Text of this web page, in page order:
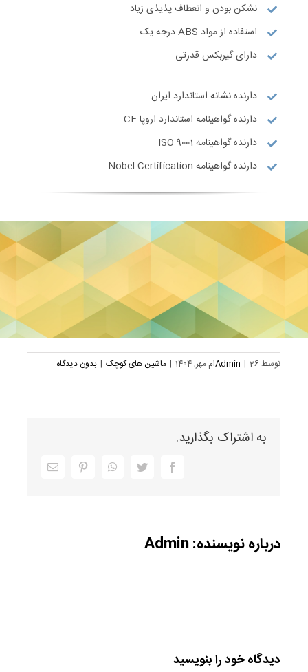
نشکن بودن و انعطاف پذیذی زیاد
استفاده از مواد ABS درجه یک
دارای گیربکس قدرتی
دارنده نشانه استاندارد ایران
دارنده گواهینامه استاندارد اروپا CE
دارنده گواهینامه ISO 9001
دارنده گواهینامه Nobel Certification
توسط Admin | 26ام مهر, 1404 | ماشین های کوچک | بدون دیدگاه
به اشتراک بگذارید.
Facebook
Twitter
WhatsApp
Pinterestایمیل
درباره نویسنده:Admin
دیدگاه خود را بنویسید